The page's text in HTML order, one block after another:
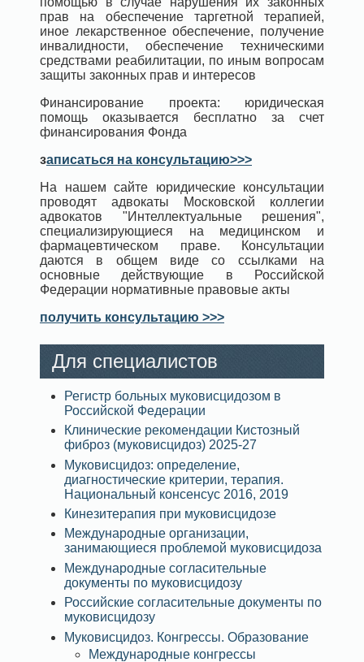
прав на обеспечение таргетной терапией,
иное лекарственное обеспечение, получение
инвалидности, обеспечение техническими
средствами реабилитации, по иным вопросам
защиты законных прав и интересов
Финансирование проекта: юридическая
помощь оказывается бесплатно за счет
финансирования Фонда
записаться на консультацию>>>
На нашем сайте юридические консультации
проводят адвокаты Московской коллегии
адвокатов "Интеллектуальные решения",
специализирующиеся на медицинском и
фармацевтическом праве. Консультации
даются в общем виде со ссылками на
основные действующие в Российской
Федерации нормативные правовые акты
получить консультацию >>>
Для специалистов
Регистр больных муковисцидозом в
Российской Федерации
Клинические рекомендации Кистозный
фиброз (муковисцидоз) 2025-27
Муковисцидоз: определение,
диагностические критерии, терапия.
Национальный консенсус 2016, 2019
Кинезитерапия при муковисцидозе
Международные организации,
занимающиеся проблемой муковисцидоза
Международные согласительные
документы по муковисцидозу
Российские согласительные документы по
муковисцидозу
Муковисцидоз. Конгрессы. Образование
Международные конгрессы